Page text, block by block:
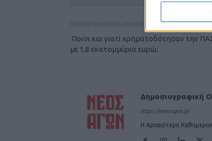
Ποιοι και γιατί χρηματοδότησαν την
με 1,8 εκατομμύρια ευρώ;
Δημοσιογραφική
https://neosagon.gr
Η Αρχαιότερη